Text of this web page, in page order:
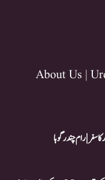
About Us |
سفر | رام چندر گوہا